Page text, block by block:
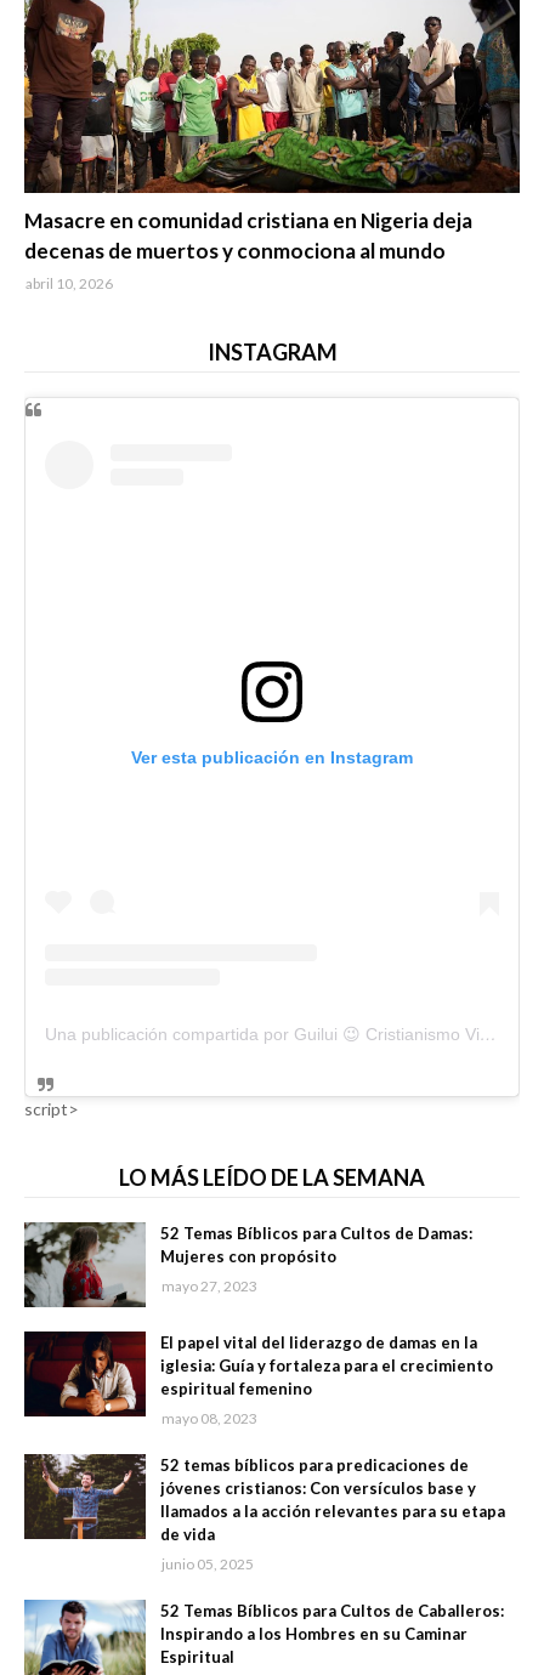
Masacre en comunidad cristiana en Nigeria deja
decenas de muertos y conmociona al mundo
abril 10, 2026
INSTAGRAM
Ver esta publicación en Instagram
Una publicación compartida por Guilui 😉 Cristianismo Viral (@guiluiviral)
script>
LO MÁS LEÍDO DE LA SEMANA
52 Temas Bíblicos para Cultos de Damas:
Mujeres con propósito
mayo 27, 2023
El papel vital del liderazgo de damas en la
iglesia: Guía y fortaleza para el crecimiento
espiritual femenino
mayo 08, 2023
52 temas bíblicos para predicaciones de
jóvenes cristianos: Con versículos base y
llamados a la acción relevantes para su etapa
de vida
junio 05, 2025
52 Temas Bíblicos para Cultos de Caballeros:
Inspirando a los Hombres en su Caminar
Espiritual